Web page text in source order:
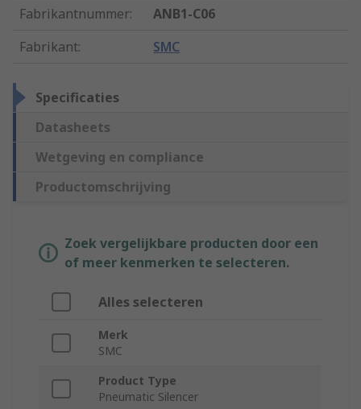
Fabrikantnummer:
ANB1-C06
Fabrikant: SMC
Specificaties
Datasheets
Wetgeving en compliance
Productomschrijving
Zoek vergelijkbare producten door een
of meer kenmerken te selecteren.
Alles selecteren
Merk
SMC
Product Type
Pneumatic Silencer